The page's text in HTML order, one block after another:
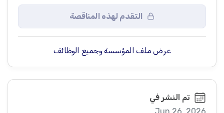
عرض ملف المؤسسة وجميع الوظائف
تم النشر في